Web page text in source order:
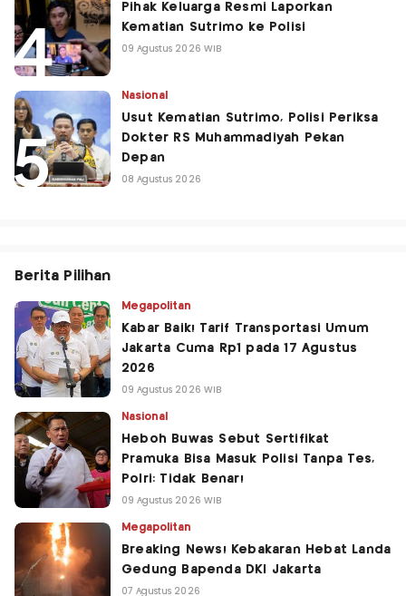
Pihak Keluarga Resmi Laporkan
Kematian Sutrimo ke Polisi
09 Agustus 2026 WIB
Nasional
Usut Kematian Sutrimo, Polisi Periksa
Dokter RS Muhammadiyah Pekan
Depan
08 Agustus 2026
Berita Pilihan
Megapolitan
Kabar Baik! Tarif Transportasi Umum
Jakarta Cuma Rp1 pada 17 Agustus
2026
09 Agustus 2026 WIB
Nasional
Heboh Buwas Sebut Sertifikat
Pramuka Bisa Masuk Polisi Tanpa Tes,
Polri: Tidak Benar!
09 Agustus 2026 WIB
Megapolitan
Breaking News! Kebakaran Hebat Landa
Gedung Bapenda DKI Jakarta
07 Agustus 2026